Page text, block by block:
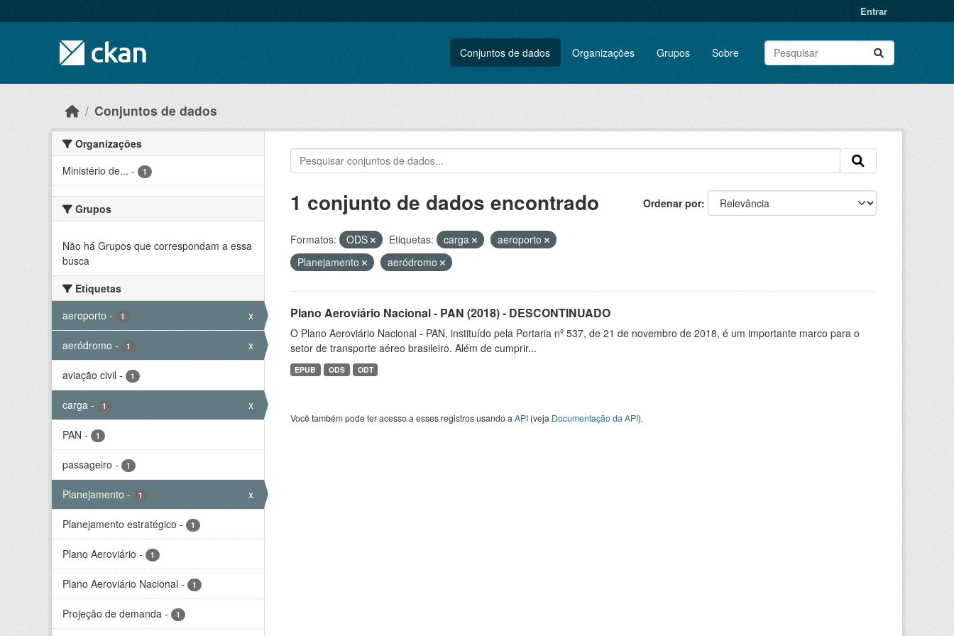
Entrar
Conjuntos de dados Organizações Grupos Sobre
Conjuntos de dados
Organizações
Ministério de... - 1
Grupos
Não há Grupos que correspondam a essa
busca
Etiquetas
aeroporto - 1 x
aeródromo - 1 x
aviação civil - 1
carga - 1 x
PAN - 1
passageiro - 1
Planejamento - 1 x
Planejamento estratégico - 1
Plano Aeroviário - 1
Plano Aeroviário Nacional - 1
Projeção de demanda - 1
Ordenar por
1 conjunto de dados encontrado
Formatos: ODS Etiquetas: carga
aeroporto
Planejamento
aeródromo
Plano Aeroviário Nacional - PAN (2018) - DESCONTINUADO
O Plano Aeroviário Nacional - PAN, instituído pela Portaria nº 537, de 21 de novembro de 2018, é um importante marco para o
setor de transporte aéreo brasileiro. Além de cumprir...
EPUB ODS ODT
Você também pode ter acesso a esses registros usando a API(veja Documentação da API).